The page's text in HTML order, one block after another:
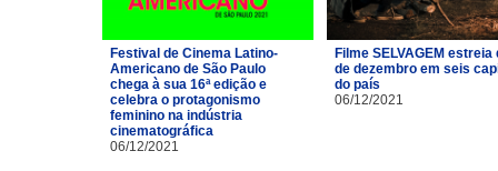
Festival de Cinema Latino-
Americano de São Paulo
chega à sua 16ª edição e
celebra o protagonismo
feminino na indústria
cinematográfica
06/12/2021
Filme SELVAGEM estreia
de dezembro em seis
do país
06/12/2021